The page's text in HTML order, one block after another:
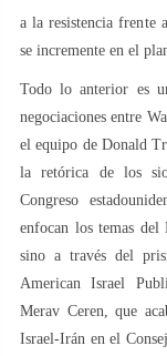
a la resistencia frente
se incremente en el
Todo lo anterior es
negociaciones entre
el equipo de Donald
la retórica de los
Congreso
enfocan los temas
sino a través del
American Israel
Merav Ceren, que
Israel-Irán en el